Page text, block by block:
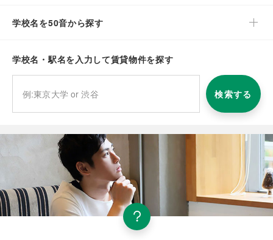
学校名を50音から探す
学校名・駅名を入力して賃貸物件を探す
検索する